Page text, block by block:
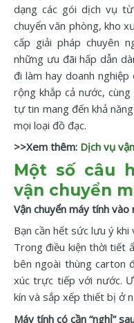
dạng các gói dịch vụ
chuyển văn phòng, kho
cấp giải pháp chuyên
những ưu đãi hấp dẫn
đi làm hay doanh
rộng khắp cả nước,
tự tin mang đến khả
mọi loại đồ đạc.
>>Xem thêm: Dịch vụ
Một số câu
vận chuyển
Vận chuyển máy tính
Bạn cần hết sức lưu ý
Trong điều kiện thời tiết
bên ngoài thùng carton
xúc trực tiếp với nước.
kín và sắp xếp thiết bị ở
Máy tính có cần “nghỉ”